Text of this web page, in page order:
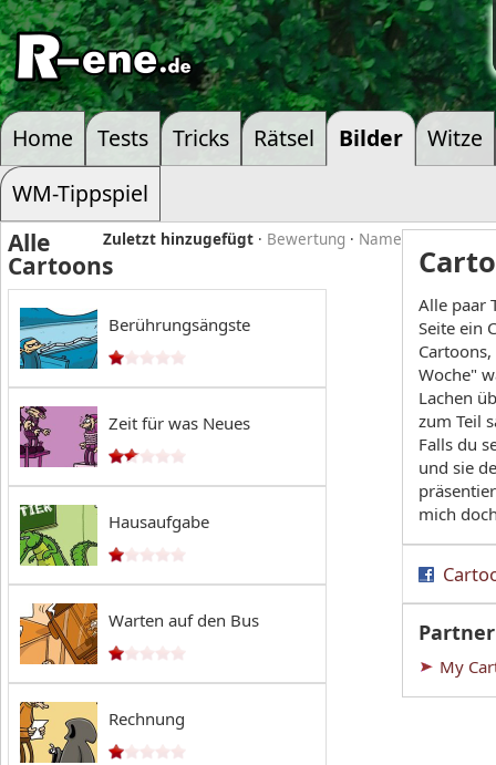
Home Tests Tricks Rätsel Bilder
Witze
WM-Tippspiel
Alle paar
Seite ein
Woche"
Lachen
zum Teil
Falls du
und sie
mich
Partner
My
Zuletzt hinzugefügt · Bewertung · Name
Alle
Cartoons
Berührungsängste
Zeit für was Neues
Hausaufgabe
Warten auf den Bus
Rechnung